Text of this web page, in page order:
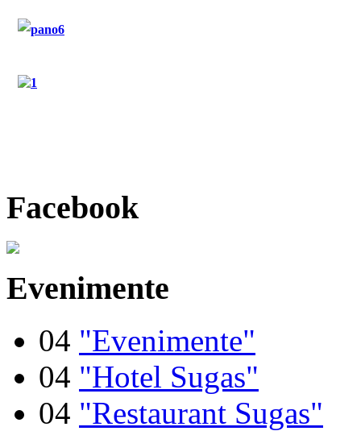
Facebook
Evenimente
04 "Evenimente"
04 "Hotel Sugas"
04 "Restaurant Sugas"